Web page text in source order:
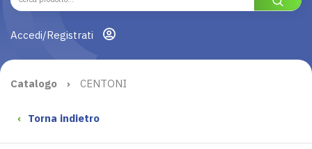
Accedi/Registrati
Catalogo › CENTONI
‹ Torna indietro